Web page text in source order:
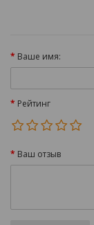
Ваше имя:
Рейтинг
Ваш отзыв